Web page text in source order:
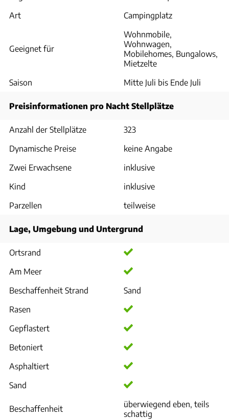
Art
Campingplatz
Geeignet für
Wohnmobile,
Wohnwagen,
Mobilehomes, Bungalows,
Mietzelte
Saison
Mitte Juli bis Ende Juli
Preisinformationen pro Nacht Stellplätze
Anzahl der Stellplätze
323
Dynamische Preise
keine Angabe
Zwei Erwachsene
inklusive
Kind
inklusive
Parzellen
teilweise
Lage, Umgebung und Untergrund
Ortsrand
Am Meer
Beschaffenheit Strand
Sand
Rasen
Gepflastert
Betoniert
Asphaltiert
Sand
Beschaffenheit
überwiegend eben, teils
schattig